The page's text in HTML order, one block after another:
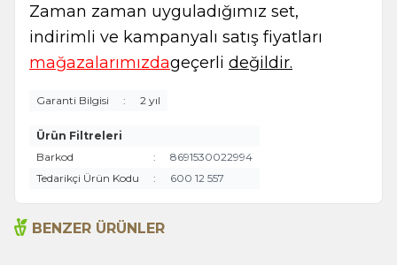
Zaman zaman uyguladığımız set,
indirimli ve kampanyalı satış fiyatları
mağazalarımızdageçerli değildir.
Garanti Bilgisi : 2 yıl
Ürün Filtreleri
Barkod
:
8691530022994
Tedarikçi Ürün Kodu
: 600 12 557
BENZER ÜRÜNLER